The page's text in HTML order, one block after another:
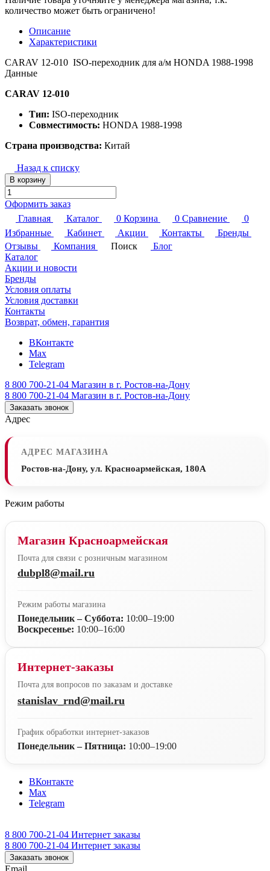
количество может быть ограничено!
Описание
Характеристики
CARAV 12-010 ISO-переходник для а/м HONDA 1988-1998
Данные
CARAV 12-010
Тип: ISO-переходник
Совместимость: HONDA 1988-1998
Страна производства: Китай
Назад к списку
В корзину
Оформить заказ
Главная
Каталог 0 Корзина 0 Сравнение
0
Избранные
Кабинет Акции Контакты
Бренды
Отзывы
Компания Поиск
Блог
Каталог
Акции и новости
Бренды
Условия оплаты
Условия доставки
Контакты
Возврат, обмен, гарантия
ВКонтакте
Max
Telegram
8 800 700-21-04 Магазин в г. Ростов-на-Дону
8 800 700-21-04 Магазин в г. Ростов-на-Дону
Заказать звонок
Адрес
АДРЕС МАГАЗИНА
Ростов-на-Дону, ул. Красноармейская, 180А
Режим работы
Магазин Красноармейская
Почта для связи с розничным магазином
dubpl8@mail.ru
Режим работы магазина
Понедельник – Суббота: 10:00–19:00
Воскресенье: 10:00–16:00
Интернет-заказы
Почта для вопросов по заказам и доставке
stanislav_rnd@mail.ru
График обработки интернет-заказов
Понедельник – Пятница: 10:00–19:00
ВКонтакте
Max
Telegram
8 800 700-21-04 Интернет заказы
8 800 700-21-04 Интернет заказы
Заказать звонок
Email